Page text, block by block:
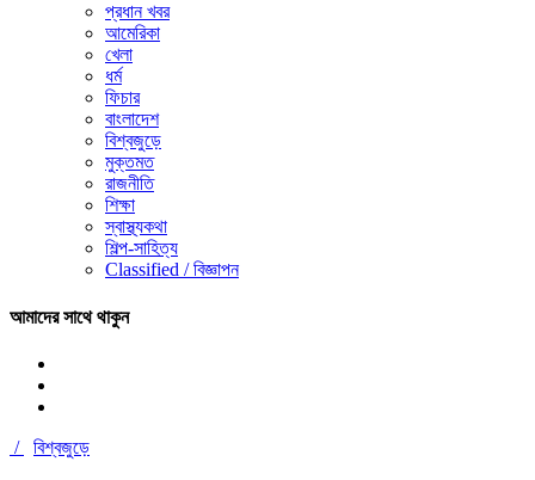
প্রধান খবর
আমেরিকা
খেলা
ধর্ম
ফিচার
বাংলাদেশ
বিশ্বজুড়ে
মুক্তমত
রাজনীতি
শিক্ষা
স্বাস্থ্যকথা
শিল্প-সাহিত্য
Classified / বিজ্ঞাপন
আমাদের সাথে থাকুন
/ বিশ্বজুড়ে